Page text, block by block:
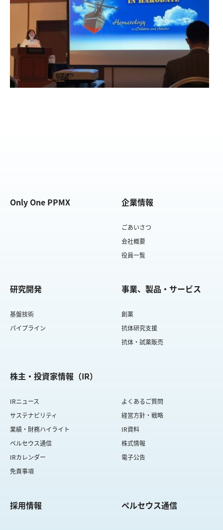
Only One PPMX 企業情報
ごあいさつ
会社概要
役員一覧
研究開発
基盤技術
パイプライン
事業、製品・サービス
創薬
抗体研究支援
抗体・試薬販売
株主・投資家情報（IR）
IRニュース
よくあるご質問
サステナビリティ
経営方針・戦略
業績・財務ハイライト
IR資料
ペルセウス通信
株式情報
IRカレンダー
電子公告
免責事項
採用情報 ペルセウス通信